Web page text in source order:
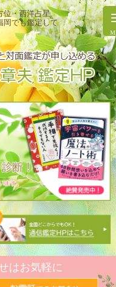
位・西洋占星
岡でも鑑定して
はお気軽に